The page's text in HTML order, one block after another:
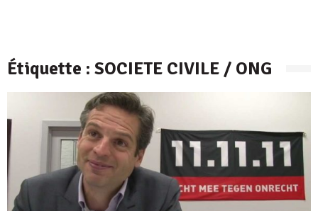
Étiquette : SOCIETE CIVILE / ONG